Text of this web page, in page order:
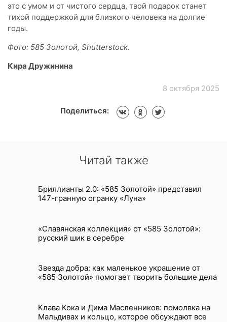
это с умом и от чистого сердца, твой подарок станет
тихой поддержкой для близкого человека на долгие
годы.
Фото: 585 Золотой, Shutterstock.
Кира Дружинина
8 октября 2025
Поделиться:
Читай также
Бриллианты 2.0: «585 Золотой» представил
147-гранную огранку «Луна»
«Славянская коллекция» от «585 Золотой»:
русский шик в серебре
Звезда добра: как маленькое украшение от
«585 Золотой» помогает творить большие дела
Клава Кока и Дима Масленников: помолвка на
Мальдивах и кольцо, которое обсуждают все